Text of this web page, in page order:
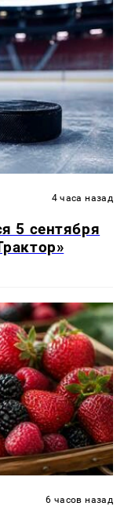
4 часа назад
5 сентября
6 часов назад